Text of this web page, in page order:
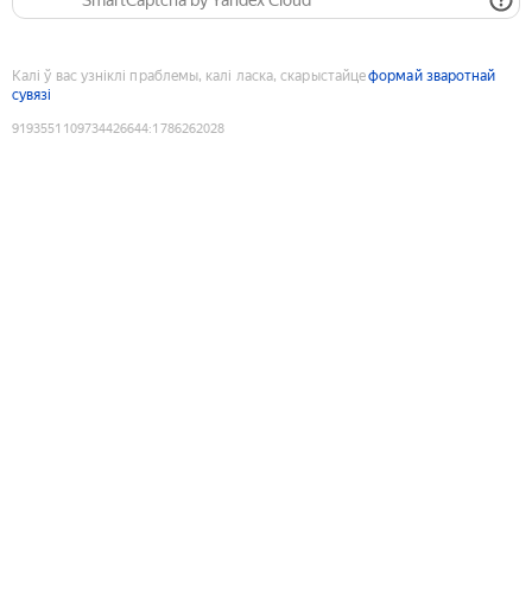
Калі ў вас узніклі праблемы, калі ласка, скарыстайцеформай зваротнай
сувязі
9193551109734426644:1786262028